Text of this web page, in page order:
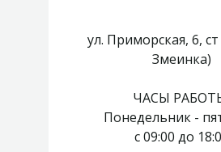
ул. Приморская, 6,
Змеинка)
ЧАСЫ
Понедельник -
с 09:00 до